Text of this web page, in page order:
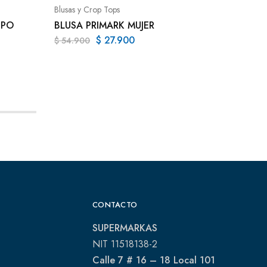
Blusas y Crop Tops
BLUSA PRIMARK MUJER
$54.900 $ 27.900
CONTACTO
SUPERMARKAS
NIT 11518138-2
Calle 7 # 16 – 18 Local 101